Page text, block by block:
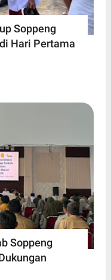
Soppeng
Hari Pertama
Soppeng